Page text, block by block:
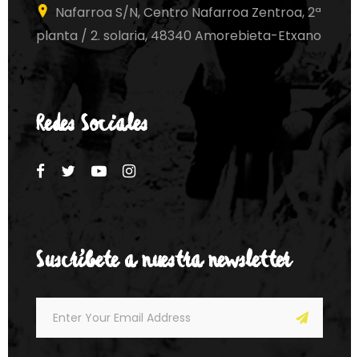
Nafarroa S/N, Centro Nafarroa Zentroa, 2ª
planta / 2. solaria, 48340 Amorebieta-Etxano
Redes Sociales
Suscríbete a nuestra newsletter